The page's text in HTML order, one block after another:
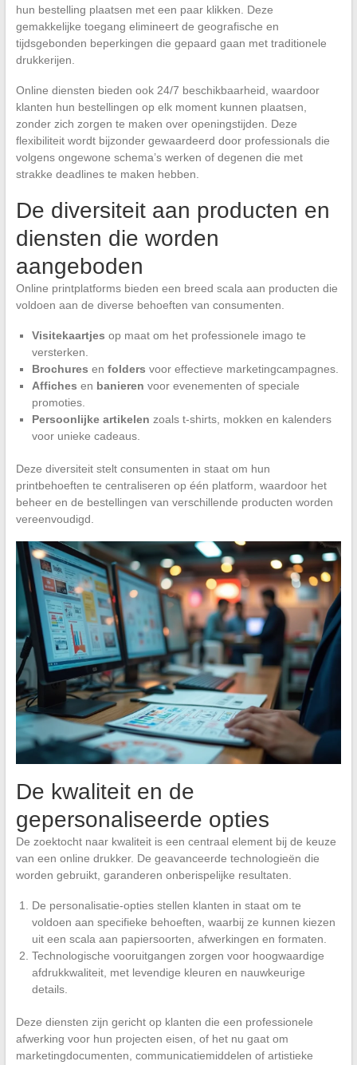
hun bestelling plaatsen met een paar klikken. Deze
gemakkelijke toegang elimineert de geografische en
tijdsgebonden beperkingen die gepaard gaan met traditionele
drukkerijen.
Online diensten bieden ook 24/7 beschikbaarheid, waardoor
klanten hun bestellingen op elk moment kunnen plaatsen,
zonder zich zorgen te maken over openingstijden. Deze
flexibiliteit wordt bijzonder gewaardeerd door professionals die
volgens ongewone schema’s werken of degenen die met
strakke deadlines te maken hebben.
De diversiteit aan producten en
diensten die worden
aangeboden
Online printplatforms bieden een breed scala aan producten die
voldoen aan de diverse behoeften van consumenten.
Visitekaartjes op maat om het professionele imago te
versterken.
Brochures en folders voor effectieve marketingcampagnes.
Affiches en banieren voor evenementen of speciale
promoties.
Persoonlijke artikelen zoals t-shirts, mokken en kalenders
voor unieke cadeaus.
Deze diversiteit stelt consumenten in staat om hun
printbehoeften te centraliseren op één platform, waardoor het
beheer en de bestellingen van verschillende producten worden
vereenvoudigd.
De kwaliteit en de
gepersonaliseerde opties
De zoektocht naar kwaliteit is een centraal element bij de keuze
van een online drukker. De geavanceerde technologieën die
worden gebruikt, garanderen onberispelijke resultaten.
De personalisatie-opties stellen klanten in staat om te
voldoen aan specifieke behoeften, waarbij ze kunnen kiezen
uit een scala aan papiersoorten, afwerkingen en formaten.
Technologische vooruitgangen zorgen voor hoogwaardige
afdrukkwaliteit, met levendige kleuren en nauwkeurige
details.
Deze diensten zijn gericht op klanten die een professionele
afwerking voor hun projecten eisen, of het nu gaat om
marketingdocumenten, communicatiemiddelen of artistieke